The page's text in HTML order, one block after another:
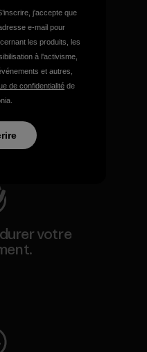
l'activisme
Action Works
votre
j'accepte que
e-mail pour
les produits, les
à l'activisme,
et autres,
de confidentialité de